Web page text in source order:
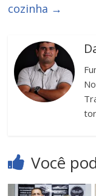
cozinha →
Você